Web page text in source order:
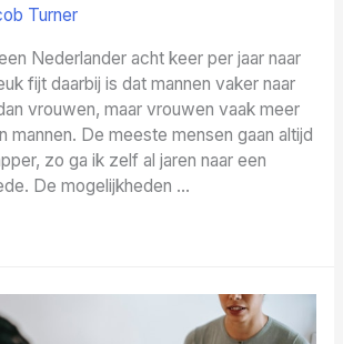
Turner
Nederlander acht keer per jaar naar
fijt daarbij is dat mannen vaker naar
vrouwen, maar vrouwen vaak meer
mannen. De meeste mensen gaan altijd
zo ga ik zelf al jaren naar een
De mogelijkheden …